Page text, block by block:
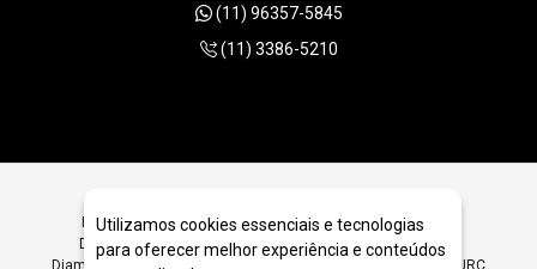
(11) 96357-5845
(11) 3386-5210
Procurando Ferramentas Diamantadas para Revendas e
Distribuidoras em São Paulo? Encontre Aqui Ferramentas
Diamantadas para Revendas e Distribuidoras em São Paulo - JRC
Utilizamos cookies essenciais e tecnologias
para oferecer melhor experiência e conteúdos